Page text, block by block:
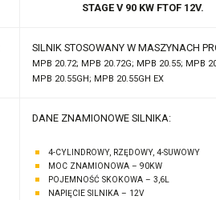
STAGE V 90 KW FTOF 12V.
SILNIK STOSOWANY W MASZYNACH
MPB 20.72; MPB 20.72G; MPB 20.55; MPB
MPB 20.55GH; MPB 20.55GH EX
DANE ZNAMIONOWE SILNIKA:
4-CYLINDROWY, RZĘDOWY, 4-SUWOWY
MOC ZNAMIONOWA – 90KW
POJEMNOŚĆ SKOKOWA – 3,6L
NAPIĘCIE SILNIKA – 12V